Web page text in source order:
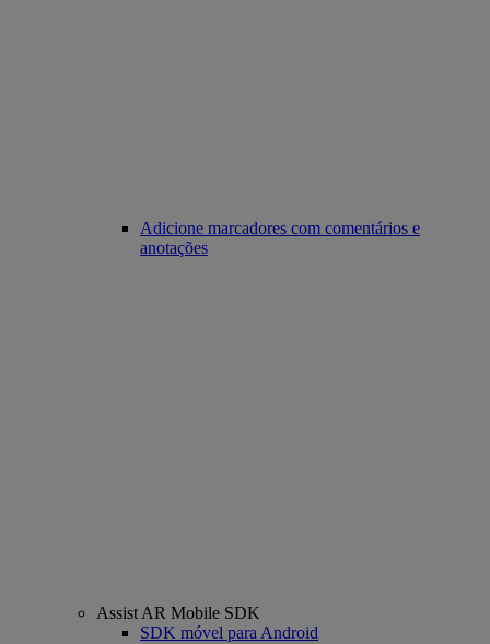
Adicione marcadores com comentários e
anotações
Assist AR Mobile SDK
SDK móvel para Android